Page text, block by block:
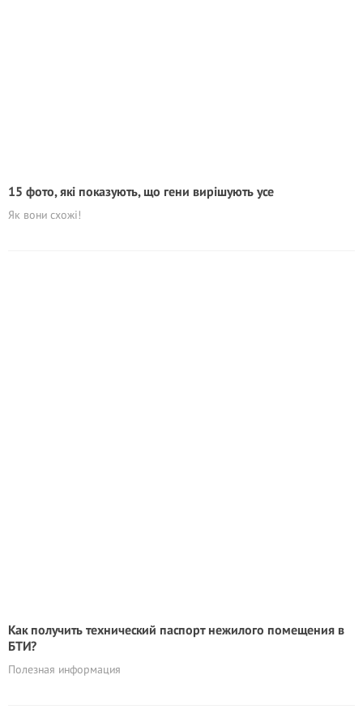
15 фото, які показують, що гени вирішують усе
Як вони схожі!
Как получить технический паспорт нежилого помещения в
БТИ?
Полезная информация